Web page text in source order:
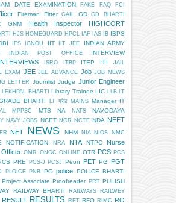
DATE EXAMINATION FAKE FAQ
FCI
Fireman Fitter GAIL GD GD BHARTI
GNM Health Inspector HIGHCORT
HJS HOMEGUARD HPCL IAF IAS IB IBPS
IFS IGNOU IIT IIT JEE INDIAN ARMY
INDIAN POST OFFICE INTERVIEW
ISRO ITBP ITEP ITI
JAIL
EXAM JEE JEE ADVANCE Job JOB NEWS
LETTER Journlist Judge Junior Engineer
LEKHPAL BHARTI Library Trainee LIC LLB LT
BHARTI LT ग्रेड MAINS Manager IT
MPPSC MTS NA NATS
NAVODAYA
NAVY JOBS NCET NCR NCTE NDA NEET
NET NEWS NHM NIA NIOS
NMC
NOTIFICATION NRA NTA NTPC Nurse
Officer OMR ONGC ONLINE OTR PCS PCS
PRE PCS-J PCSJ Peon PET PG PGT
PLOICE PNB PO police POLICE BHARTI
Project Associate Proofreader PRT PULISH
RAILWAY BHARTI RAILWAYS
RAILWEY
RESULT RESULTS RET RFO RIMC RO